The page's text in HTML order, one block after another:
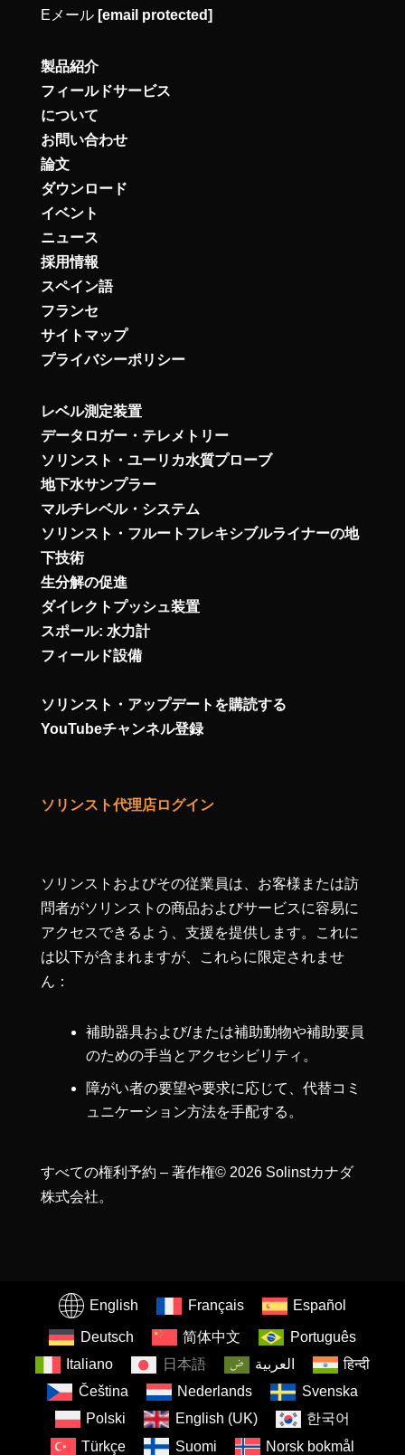
Eメール [email protected]
製品紹介
フィールドサービス
について
お問い合わせ
論文
ダウンロード
イベント
ニュース
採用情報
スペイン語
フランセ
サイトマップ
プライバシーポリシー
レベル測定装置
データロガー・テレメトリー
ソリンスト・ユーリカ水質プローブ
地下水サンプラー
マルチレベル・システム
ソリンスト・フルートフレキシブルライナーの地
下技術
生分解の促進
ダイレクトプッシュ装置
スポール: 水力計
フィールド設備
ソリンスト・アップデートを購読する
YouTubeチャンネル登録
ソリンスト代理店ログイン
ソリンストおよびその従業員は、お客様または訪
問者がソリンストの商品およびサービスに容易に
アクセスできるよう、支援を提供します。これに
は以下が含まれますが、これらに限定されませ
ん：
補助器具および/または補助動物や補助要員
のための手当とアクセシビリティ。
障がい者の要望や要求に応じて、代替コミ
ュニケーション方法を手配する。
すべての権利予約 – 著作権© 2026 Solinstカナダ
株式会社。
English Français Español
Deutsch 简体中文
Português
Italiano
日本語 العربية
हिन्दी
Čeština
Nederlands
Svenska
Polski
English (UK)
한국어
Türkçe
Suomi Norsk bokmål